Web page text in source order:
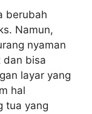
berubah
Namun,
nyaman
dan bisa
layar yang
hal
tua yang